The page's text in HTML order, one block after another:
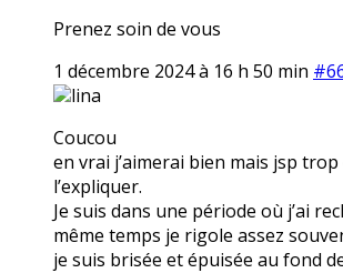
Prenez soin de vous
1 décembre 2024 à 16 h 50 min
lina
Coucou
en vrai j’aimerai bien mais jsp
l’expliquer.
Je suis dans une période où j’ai
même temps je rigole assez
je suis brisée et épuisée au fond